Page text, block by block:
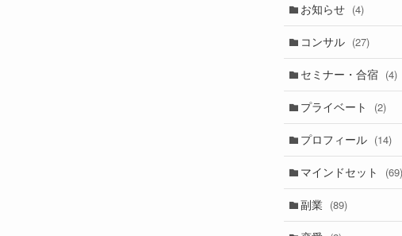
お知らせ (4)
コンサル (27)
セミナー・合宿 (4)
プライベート (2)
プロフィール (14)
マインドセット (69)
副業 (89)